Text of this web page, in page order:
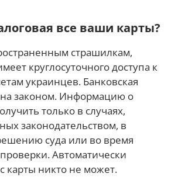
все ваши карты?
страшилкам,
круглосуточного доступа к
украинцев. Банковская
законом. Информацию о
только в случаях,
законодательством, в
суда или во время
Автоматически
карты никто не может.